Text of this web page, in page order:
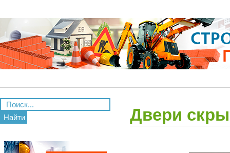
Найти Двери